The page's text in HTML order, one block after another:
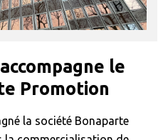
le
Promotion
la société Bonaparte